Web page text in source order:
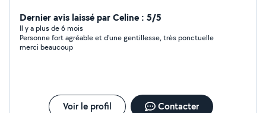
plombier pour vous déboucher sa en moins de deux!
Prix à voir ensemble
Dernier avis laissé par Celine : 5/5
Il y a plus de 6 mois
Personne fort agréable et d'une gentillesse, très ponctuelle
merci beaucoup
Voir le profil Contacter